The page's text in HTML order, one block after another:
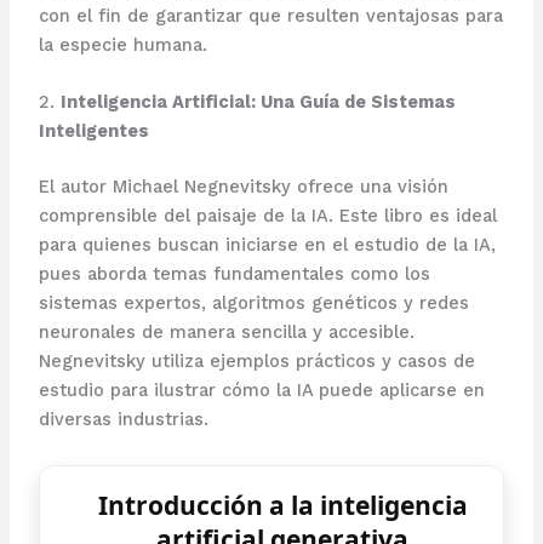
con el fin de garantizar que resulten ventajosas para
la especie humana.
2. Inteligencia Artificial: Una Guía de Sistemas
Inteligentes
El autor Michael Negnevitsky ofrece una visión
comprensible del paisaje de la IA. Este libro es ideal
para quienes buscan iniciarse en el estudio de la IA,
pues aborda temas fundamentales como los
sistemas expertos, algoritmos genéticos y redes
neuronales de manera sencilla y accesible.
Negnevitsky utiliza ejemplos prácticos y casos de
estudio para ilustrar cómo la IA puede aplicarse en
diversas industrias.
Introducción a la inteligencia